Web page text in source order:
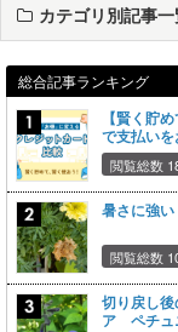
カテゴリ別記事
総合記事ランキング
【賢く貯
で支払いを
閲覧総数
暑さに強い
閲覧総数
切り戻し
ア ペチュ